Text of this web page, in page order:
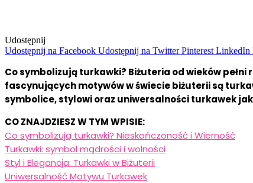
Udostępnij
Udostępnij na Facebook Udostępnij na Twitter Pinterest LinkedIn
Co symbolizują turkawki? Biżuteria od wieków
fascynujących motywów w świecie biżuterii są
symbolice, stylowi oraz uniwersalności turkawek
CO ZNAJDZIESZ W TYM WPISIE:
Co symbolizują turkawki? Nieskończoność i Wierność
Turkawki: symbol mądrości i wolności
Styl i Elegancja: Turkawki w Biżuterii
Uniwersalność Motywu Turkawek